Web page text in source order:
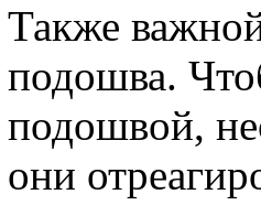
Также
подошва.
подошвой,
они